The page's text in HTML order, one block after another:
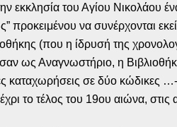
εκκλησία του Αγίου Νικολάου
προκειμένου να συνέρχονται
(που η ίδρυσή της
ως Αναγνωστήριο, η
σε δύο κώδικες …-
το τέλος του 19ου αιώνα, στις